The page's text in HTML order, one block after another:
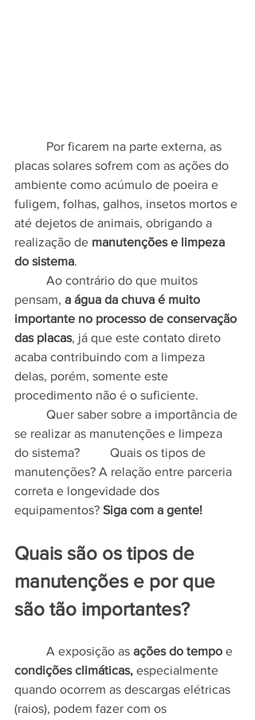
placas solares sofrem com as ações do
ambiente como acúmulo de poeira e
fuligem, folhas, galhos, insetos mortos e
até dejetos de animais, obrigando a
realização de manutenções e limpeza
do sistema.
pensam, a água da chuva é muito
importante no processo de conservação
das placas, já que este contato direto
acaba contribuindo com a limpeza
delas, porém, somente este
procedimento não é o suficiente.
se realizar as manutenções e limpeza
do sistema? 	Quais os tipos de
manutenções? A relação entre parceria
correta e longevidade dos
equipamentos? Siga com a gente!
Quais são os tipos de
manutenções e por que
são tão importantes?
	A exposição as
ações do tempo e
condições climáticas, especialmente
quando ocorrem as descargas elétricas
(raios), podem fazer com os